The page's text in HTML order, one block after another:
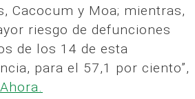
Cacocum y Moa; mientras,
riesgo de defunciones
de los 14 de esta
para el 57,1 por ciento”,